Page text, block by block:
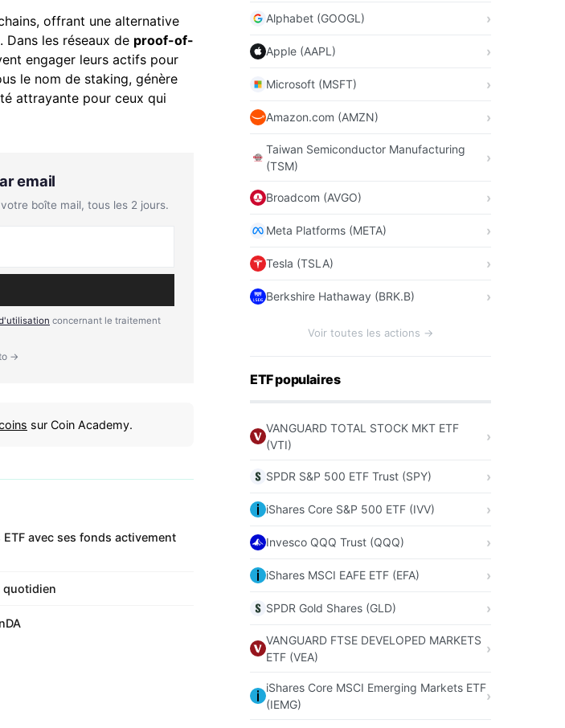
offrant une alternative
. Dans les réseaux de proof-of-
engager leurs actifs pour
le nom de staking, génère
attrayante pour ceux qui
email
boîte mail, tous les 2 jours.
concernant le traitement
→
sur Coin Academy.
avec ses fonds activement
quotidien
Alphabet (GOOGL)
Apple (AAPL)
Microsoft (MSFT)
Amazon.com (AMZN)
Taiwan Semiconductor Manufacturing
(TSM)
Broadcom (AVGO)
Meta Platforms (META)
Tesla (TSLA)
Berkshire Hathaway (BRK.B)
Voir toutes les actions →
ETF populaires
VANGUARD TOTAL STOCK MKT ETF
(VTI)
SPDR S&P 500 ETF Trust (SPY)
iShares Core S&P 500 ETF (IVV)
Invesco QQQ Trust (QQQ)
iShares MSCI EAFE ETF (EFA)
SPDR Gold Shares (GLD)
VANGUARD FTSE DEVELOPED MARKETS
ETF (VEA)
iShares Core MSCI Emerging Markets ETF
(IEMG)